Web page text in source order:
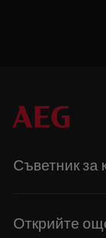
Съветник за
Открийте